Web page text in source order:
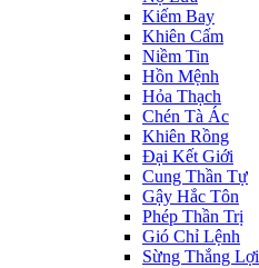
Kiếm Bay
Khiên Cấm
Niềm Tin
Hồn Mệnh
Hỏa Thạch
Chén Tà Ác
Khiên Rồng
Đại Kết Giới
Cung Thần Tự
Gậy Hắc Tôn
Phép Thần Trị
Gió Chỉ Lệnh
Sừng Thắng Lợi